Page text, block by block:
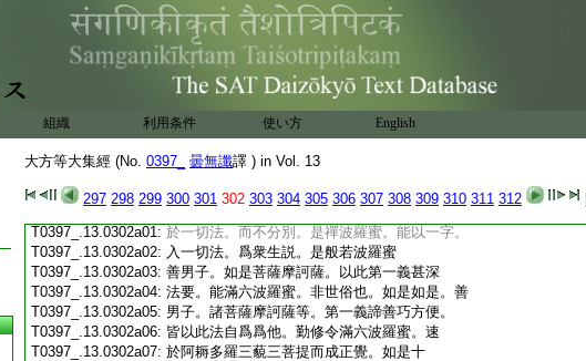
組織 利用条件 使い方 English
大方等大集經 (No. 0397_ 曇無讖譯 ) in Vol. 13
297 298 299 300 301 302 303 304 305 306 307 308 309 310 311 312
T0397_.13.0301c19:波羅蜜。於諸衆生。以喜攝想。是禪波羅蜜。於
T0397_.13.0301c20: 諸衆生。不作彼此吾我等想。是般若波羅蜜。
T0397_.13.0301c21:復次菩薩。於諸衆生。以法施之。不生二想。是
T0397_.13.0301c22:
檀波羅蜜。於諸衆生柔和愛語。是尸波羅蜜。
於諸衆生。不起諸惡。是羼提波羅蜜。於諸衆
T0397_.13.0301c24:生愛語不退。是毘梨耶波羅蜜。於諸衆生。利
T0397_.13.0301c25:益憐愍。是禪波羅蜜。於諸衆生。同行其法。是
T0397_.13.0301c26:般若波羅蜜。復次菩薩。安置衆生於諸善處。
T0397_.13.0301c27:是檀波羅蜜。於一切法。而不依倚。是尸波羅
T0397_.13.0301c28: 蜜。於一切法。以一道入。是羼提波羅蜜。於一
T0397_.13.0302a01: 於一切法。而不分別。是禪波羅蜜。能以一字。
T0397_.13.0302a02: 入一切法。爲衆生説。是般若波羅蜜
T0397_.13.0302a03: 善男子。如是菩薩摩訶薩。以此第一義甚深
T0397_.13.0302a04: 法要。能滿六波羅蜜。非世俗也。如是如是。善
T0397_.13.0302a05: 男子。諸菩薩摩訶薩等。第一義諦善巧方便。
T0397_.13.0302a06: 皆以此法自爲爲他。勤修令滿六波羅蜜。速
T0397_.13.0302a07: 於阿耨多羅三藐三菩提而成正覺。如是十